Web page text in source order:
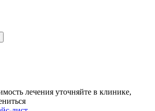
лечения уточняйте в клинике,